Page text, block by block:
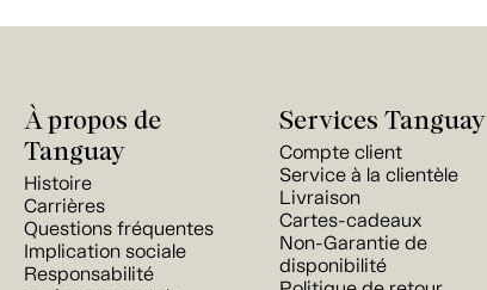
À propos de
Tanguay
Histoire
Carrières
Questions fréquentes
Implication sociale
Responsabilité
Services Tanguay
Compte client
Service à la clientèle
Livraison
Cartes-cadeaux
Non-Garantie de
disponibilité